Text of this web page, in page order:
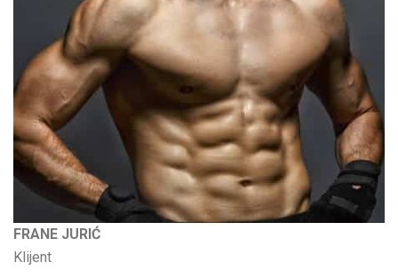
FRANE JURIĆ
Klijent